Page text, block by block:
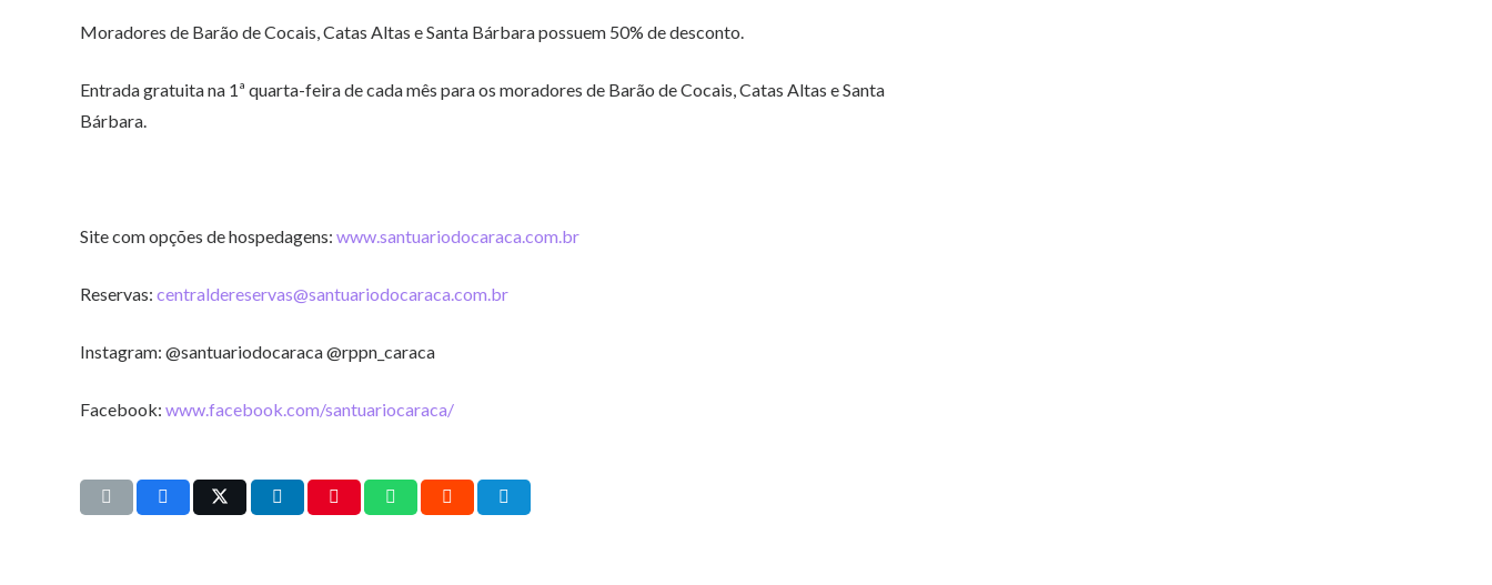
Moradores de Barão de Cocais, Catas Altas e Santa Bárbara possuem 50% de desconto.
Entrada gratuita na 1ª quarta-feira de cada mês para os moradores de Barão de Cocais, Catas Altas e Santa
Bárbara.
Site com opções de hospedagens: www.santuariodocaraca.com.br
Reservas: centraldereservas@santuariodocaraca.com.br
Instagram: @santuariodocaraca @rppn_caraca
Facebook: www.facebook.com/santuariocaraca/